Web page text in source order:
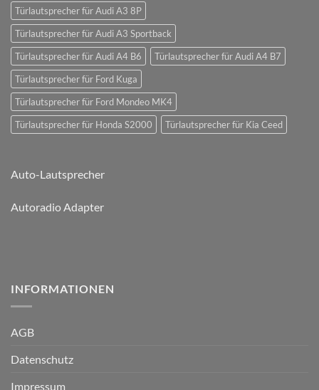
Türlautsprecher für Audi A3 8P
Türlautsprecher für Audi A3 Sportback
Türlautsprecher für Audi A4 B6
Türlautsprecher für Audi A4 B7
Türlautsprecher für Ford Kuga
Türlautsprecher für Ford Mondeo MK4
Türlautsprecher für Honda S2000
Türlautsprecher für Kia Ceed
Auto-Lautsprecher
Autoradio Adapter
INFORMATIONEN
AGB
Datenschutz
Impressum